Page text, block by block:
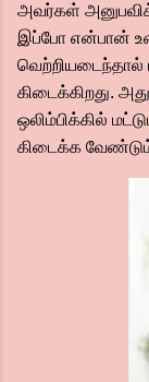
அவர்கள்
இப்போ என்பான்
வெற்றியடைந்தால்
கிடைக்கிறது.
ஒலிம்பிக்கில்
கிடைக்க